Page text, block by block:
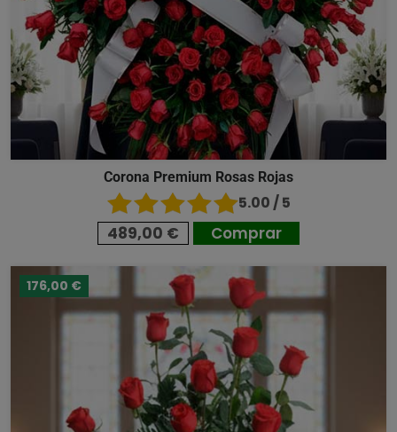
Corona Premium Rosas Rojas
5.00 / 5
489,00 € Comprar
176,00 €